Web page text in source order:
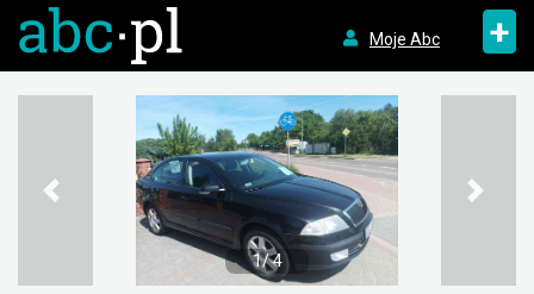
Moje Abc +
1/ 4